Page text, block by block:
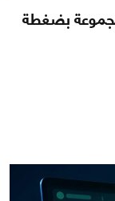
بضغطة